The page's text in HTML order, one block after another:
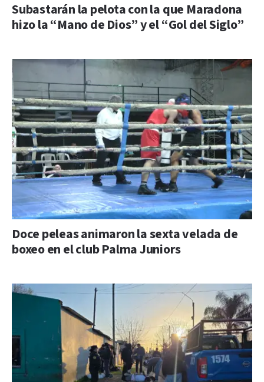
Subastarán la pelota con la que Maradona
hizo la “Mano de Dios” y el “Gol del Siglo”
Doce peleas animaron la sexta velada de
boxeo en el club Palma Juniors